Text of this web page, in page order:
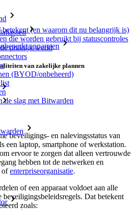
apparaten
van zakelijke plannen
betekent (en waarom dit nu belangrijk is)
die worden gebruikt bij statuscontroles
praktijk werkt
(BYOD/onbeheerd)
de slag met Bitwarden
beveiligings- en nalevingsstatus van
een laptop, smartphone of werkstation.
ervoor te zorgen dat alleen vertrouwde
hebben tot de netwerken en
ofenterpriseorganisatie.
of een apparaat voldoet aan alle
Dat betekent
zoals: